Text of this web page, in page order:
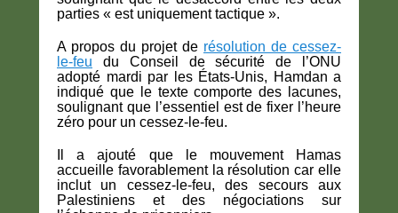
parties « est uniquement tactique ».
A propos du projet de résolution de cessez-
le-feu du Conseil de sécurité de l’ONU
adopté mardi par les États-Unis, Hamdan a
indiqué que le texte comporte des lacunes,
soulignant que l’essentiel est de fixer l’heure
zéro pour un cessez-le-feu.
Il a ajouté que le mouvement Hamas
accueille favorablement la résolution car elle
inclut un cessez-le-feu, des secours aux
Palestiniens et des négociations sur